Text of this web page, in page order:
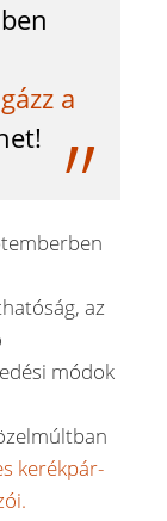
a
az
módok
kerékpár-